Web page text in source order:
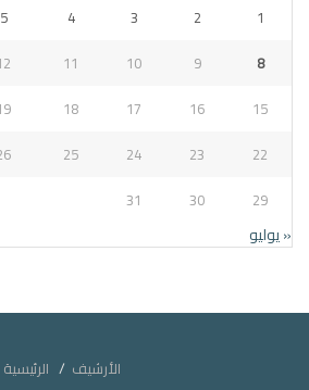
1
2
3
4
5
8
9
10
11
15
16
17
18
22
23
24
25
29
30
31
« يوليو
الأرشيف الرئيسية